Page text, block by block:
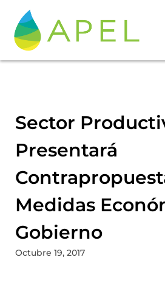
Sector
Presentará
Medidas
Gobierno
Octubre 19, 2017